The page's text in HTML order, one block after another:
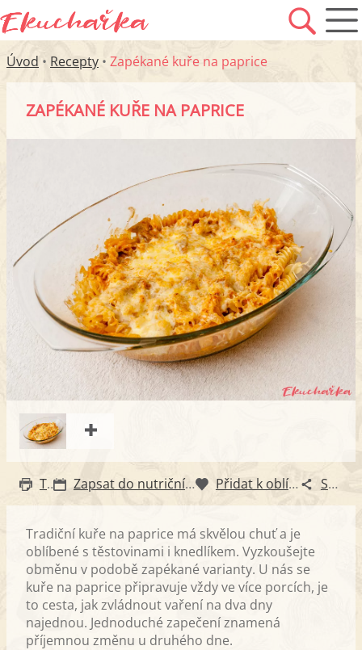
Úvod • Recepty • Zapékané kuře na paprice
ZAPÉKANÉ KUŘE NA PAPRICE
Tisk Zapsat do nutričního diáře Přidat k oblíbeným Sdílet
Tradiční kuře na paprice má skvělou chuť a je
oblíbené s těstovinami i knedlíkem. Vyzkoušejte
obměnu v podobě zapékané varianty. U nás se
kuře na paprice připravuje vždy ve více porcích, je
to cesta, jak zvládnout vaření na dva dny
najednou. Jednoduché zapečení znamená
příjemnou změnu u druhého dne.